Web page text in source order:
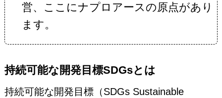
営、ここにナプロアースの原点があり
ます。
持続可能な開発目標SDGsとは
持続可能な開発目標（SDGs Sustainable